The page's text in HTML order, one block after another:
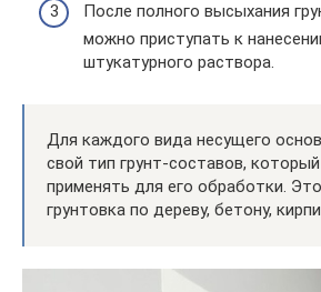
После полного высыхания
можно приступать к
штукатурного раствора.
Для каждого вида несущего
свой тип грунт-составов,
применять для его обработки.
грунтовка по дереву, бетону,